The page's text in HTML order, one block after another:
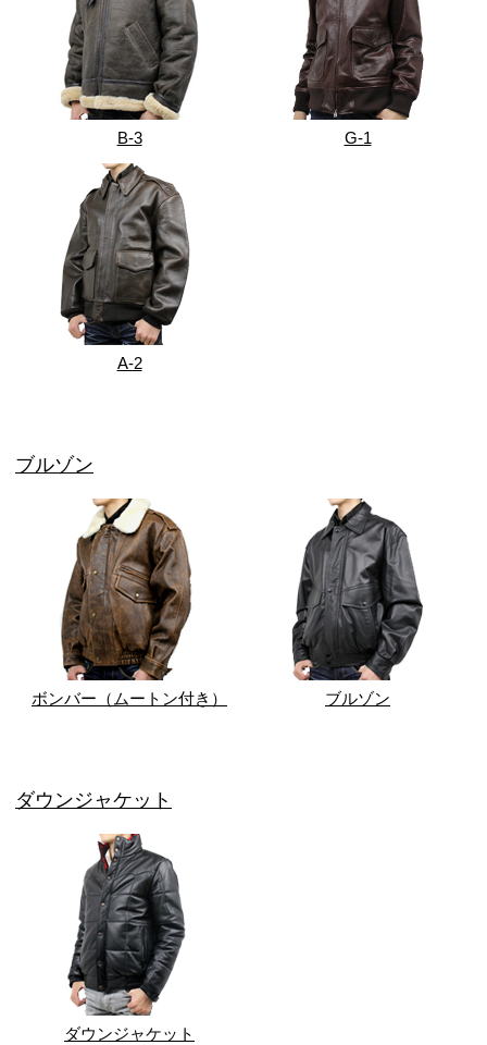
B-3 G-1
A-2
ブルゾン
ボンバー（ムートン付き） ブルゾン
ダウンジャケット
ダウンジャケット